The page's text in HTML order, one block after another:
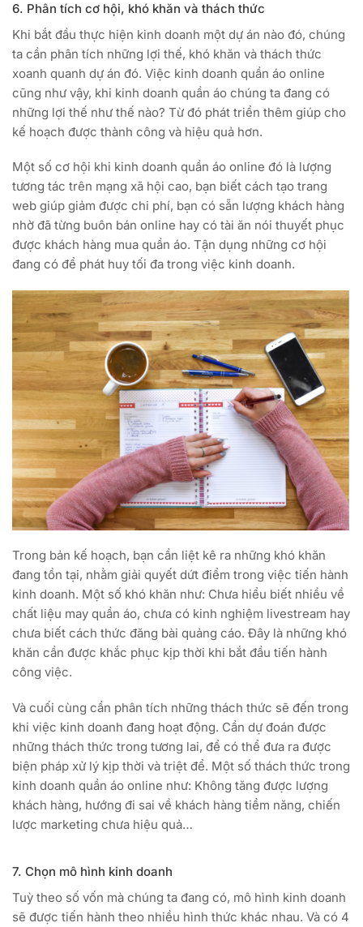
6. Phân tích cơ hội, khó khăn và thách thức
Khi bắt đầu thực hiện kinh doanh một dự án nào đó, chúng
ta cần phân tích những lợi thế, khó khăn và thách thức
xoanh quanh dự án đó. Việc kinh doanh quần áo online
cũng như vậy, khi kinh doanh quần áo chúng ta đang có
những lợi thế như thế nào? Từ đó phát triển thêm giúp cho
kế hoạch được thành công và hiệu quả hơn.
Một số cơ hội khi kinh doanh quần áo online đó là lượng
tương tác trên mạng xã hội cao, bạn biết cách tạo trang
web giúp giảm được chi phí, bạn có sẵn lượng khách hàng
nhờ đã từng buôn bán online hay có tài ăn nói thuyết phục
được khách hàng mua quần áo. Tận dụng những cơ hội
đang có để phát huy tối đa trong việc kinh doanh.
Trong bản kế hoạch, bạn cần liệt kê ra những khó khăn
đang tồn tại, nhằm giải quyết dứt điểm trong việc tiến hành
kinh doanh. Một số khó khăn như: Chưa hiểu biết nhiều về
chất liệu may quần áo, chưa có kinh nghiệm livestream hay
chưa biết cách thức đăng bài quảng cáo. Đây là những khó
khăn cần được khắc phục kịp thời khi bắt đầu tiến hành
công việc.
Và cuối cùng cần phân tích những thách thức sẽ đến trong
khi việc kinh doanh đang hoạt động. Cần dự đoán được
những thách thức trong tương lai, để có thể đưa ra được
biện pháp xử lý kịp thời và triệt để. Một số thách thức trong
kinh doanh quần áo online như: Không tăng được lượng
khách hàng, hướng đi sai về khách hàng tiềm năng, chiến
lược marketing chưa hiệu quả…
7. Chọn mô hình kinh doanh
Tuỳ theo số vốn mà chúng ta đang có, mô hình kinh doanh
sẽ được tiến hành theo nhiều hình thức khác nhau. Và có 4